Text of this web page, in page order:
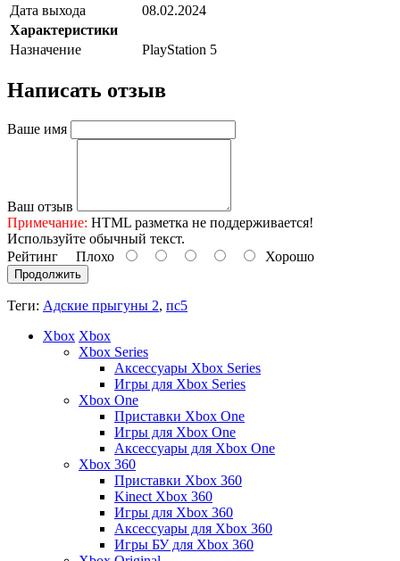
Дата выхода
08.02.2024
Характеристики
Назначение
PlayStation 5
Написать отзыв
Ваше имя
Ваш отзыв
Примечание: HTML разметка не поддерживается!
Используйте обычный текст.
Рейтинг Плохо Хорошо
Продолжить
Теги: Адские прыгуны 2, пс5
Xbox Xbox
Xbox Series
Аксессуары Xbox Series
Игры для Xbox Series
Xbox One
Приставки Xbox One
Игры для Xbox One
Аксессуары для Xbox One
Xbox 360
Приставки Xbox 360
Kinect Xbox 360
Игры для Xbox 360
Аксессуары для Xbox 360
Игры БУ для Xbox 360